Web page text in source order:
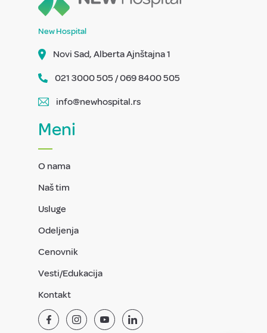
New Hospital
Novi Sad, Alberta Ajnštajna 1
021 3000 505 / 069 8400 505
info@newhospital.rs
Meni
O nama
Naš tim
Usluge
Odeljenja
Cenovnik
Vesti/Edukacija
Kontakt